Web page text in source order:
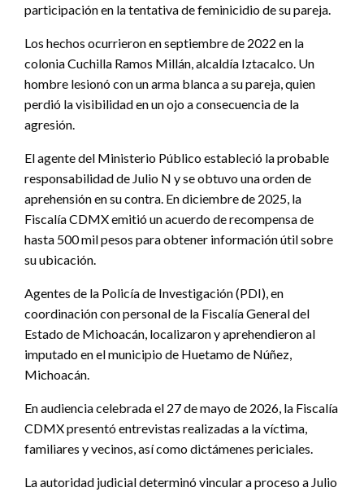
participación en la tentativa de feminicidio de su pareja.
Los hechos ocurrieron en septiembre de 2022 en la
colonia Cuchilla Ramos Millán, alcaldía Iztacalco. Un
hombre lesionó con un arma blanca a su pareja, quien
perdió la visibilidad en un ojo a consecuencia de la
agresión.
El agente del Ministerio Público estableció la probable
responsabilidad de Julio N y se obtuvo una orden de
aprehensión en su contra. En diciembre de 2025, la
Fiscalía CDMX emitió un acuerdo de recompensa de
hasta 500 mil pesos para obtener información útil sobre
su ubicación.
Agentes de la Policía de Investigación (PDI), en
coordinación con personal de la Fiscalía General del
Estado de Michoacán, localizaron y aprehendieron al
imputado en el municipio de Huetamo de Núñez,
Michoacán.
En audiencia celebrada el 27 de mayo de 2026, la Fiscalía
CDMX presentó entrevistas realizadas a la víctima,
familiares y vecinos, así como dictámenes periciales.
La autoridad judicial determinó vincular a proceso a Julio